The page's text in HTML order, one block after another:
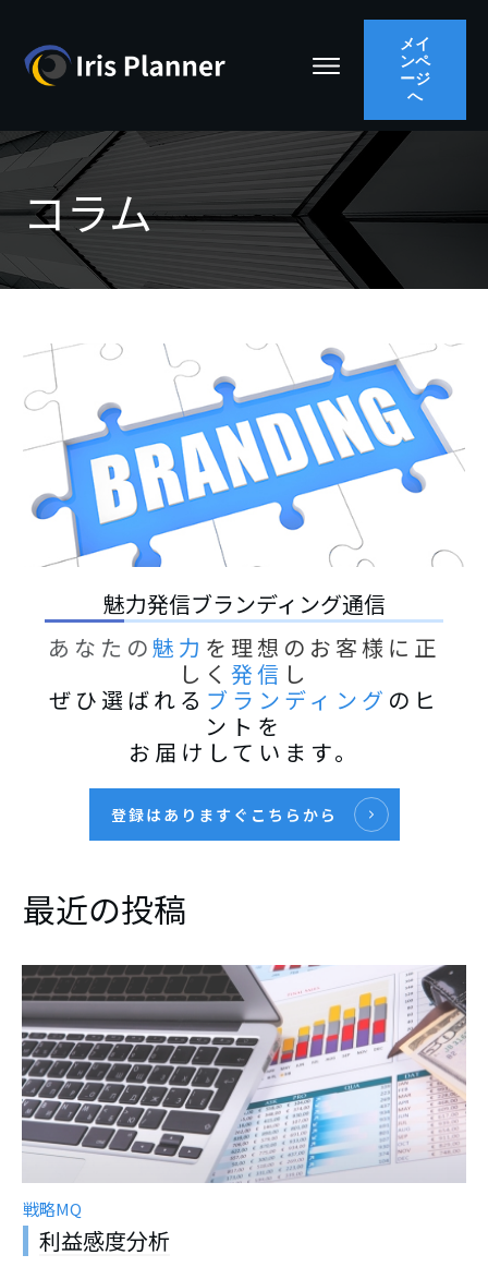
メイ
ンペ
ージ
へ
コラム
魅力発信ブランディング通信
あなたの魅力 を理想のお客様に正
しく 発信 し
ぜひ選ばれる ブランディング のヒ
ントを
お届けしています。
登録はありますぐこちらから
最近の投稿
戦略MQ
利益感度分析